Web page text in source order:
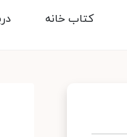
کتاب خانه